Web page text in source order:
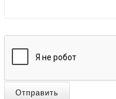
Отправить